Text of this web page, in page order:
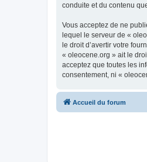
conduite et du contenu
Vous acceptez de ne
lequel le serveur de «
le droit d’avertir votre
« oleocene.org » ait le
acceptez que toutes les
consentement, ni «
Accueil du forum